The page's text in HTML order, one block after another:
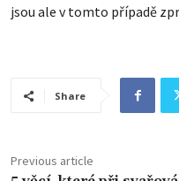
jsou ale v tomto případě
Share
Previous article